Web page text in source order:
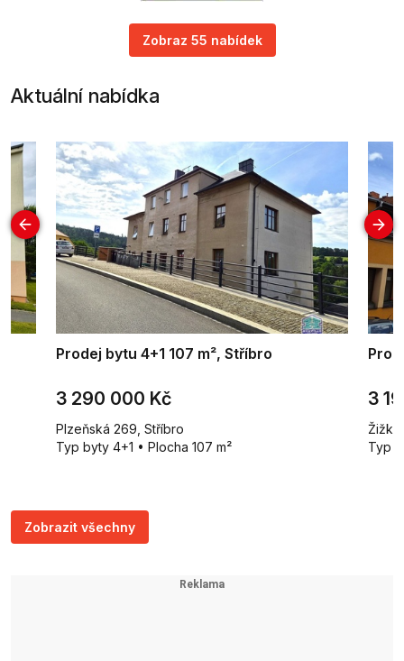
Zobraz 55 nabídek
Aktuální nabídka
Prodej bytu 4+1 107 m², Stříbro
3 290 000 Kč
Plzeňská 269, Stříbro
Typ byty 4+1 • Plocha 107 m²
3
Typ
Zobrazit všechny